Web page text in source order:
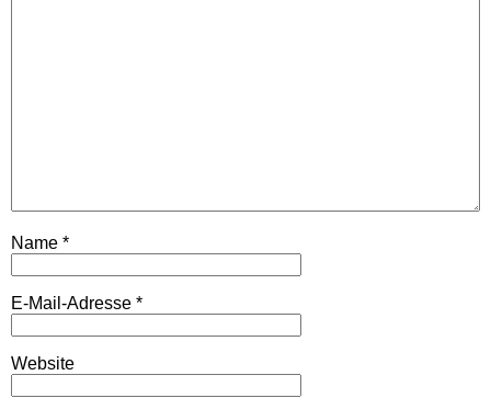
Name *
E-Mail-Adresse *
Website